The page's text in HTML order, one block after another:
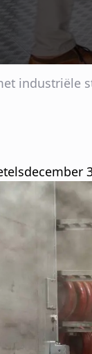
industriële
december